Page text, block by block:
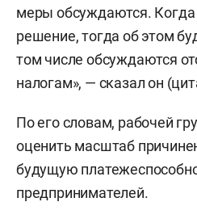
меры обсуждаются. Когда
решение, тогда об этом
том числе обсуждаются
налогам», — сказал он
По его словам, рабочей
оценить масштаб
будущую
предпринимателей.